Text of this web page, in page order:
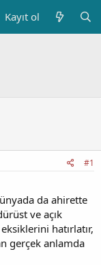
Kayıt ol
#1
da ahirette
ve açık
hatırlatır,
gerçek anlamda